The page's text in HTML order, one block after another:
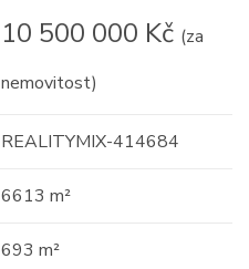
10 500 000 Kč (za
nemovitost)
REALITYMIX-414684
6613 m²
693 m²